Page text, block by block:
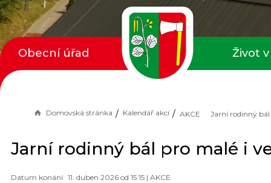
Domovská stránka Kalendář akcí AKCE
Jarní rodinný bál pro malé i
11. duben 2026 od 15:15 | AKCE
Obecní úřad Život